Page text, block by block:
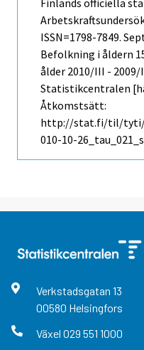
Finlands officiella
ISSN=1798-7849.
Befolkning i åldern
ålder 2010/III -
Statistikcentralen
Åtkomstsätt:
http://stat.fi/til/tyti/
010-10-
Verkstadsgatan 13
00580 Helsingfors
Växel 029 551 1000